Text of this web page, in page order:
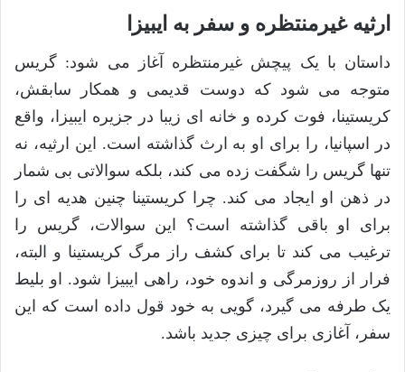
ارثیه غیرمنتظره و سفر به ایبیزا
داستان با یک پیچش غیرمنتظره آغاز می شود: گریس
متوجه می شود که دوست قدیمی و همکار سابقش،
کریستینا، فوت کرده و خانه ای زیبا در جزیره ایبیزا، واقع
در اسپانیا، را برای او به ارث گذاشته است. این ارثیه، نه
تنها گریس را شگفت زده می کند، بلکه سوالاتی بی شمار
در ذهن او ایجاد می کند. چرا کریستینا چنین هدیه ای را
برای او باقی گذاشته است؟ این سوالات، گریس را
ترغیب می کند تا برای کشف راز مرگ کریستینا و البته،
فرار از روزمرگی و اندوه خود، راهی ایبیزا شود. او بلیط
یک طرفه می گیرد، گویی به خود قول داده است که این
سفر، آغازی برای چیزی جدید باشد.